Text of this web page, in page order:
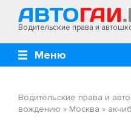
Водительские права и
Меню
Водительские права и
вождению » Москва »